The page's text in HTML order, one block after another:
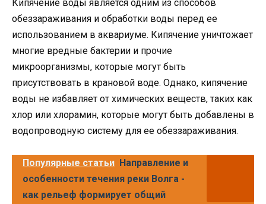
Кипячение воды является одним из способов
обеззараживания и обработки воды перед ее
использованием в аквариуме. Кипячение уничтожает
многие вредные бактерии и прочие
микроорганизмы, которые могут быть
присутствовать в крановой воде. Однако, кипячение
воды не избавляет от химических веществ, таких как
хлор или хлорамин, которые могут быть добавлены в
водопроводную систему для ее обеззараживания.
Популярные статьи Направление и
особенности течения реки Волга -
как рельеф формирует общий